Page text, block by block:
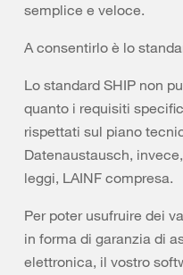
semplice e veloce.
A consentirlo è lo
Lo standard SHIP non
quanto i requisiti
rispettati sul piano
Datenaustausch,
leggi, LAINF compresa.
Per poter usufruire dei
in forma di garanzia di
elettronica, il vostro